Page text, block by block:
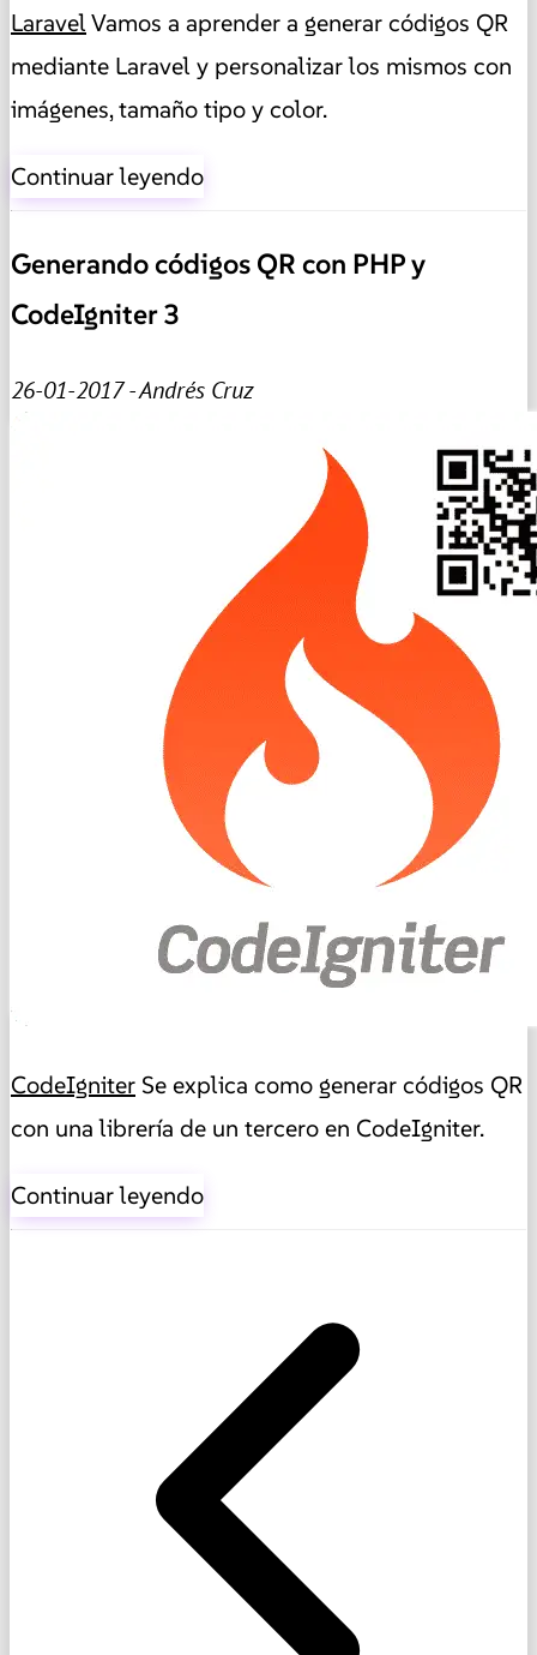
LaravelVamos a aprender a generar códigos QR
mediante Laravel y personalizar los mismos con
imágenes, tamaño tipo y color.
Continuar leyendo
Generando códigos QR con PHP y
CodeIgniter 3
26-01-2017 - Andrés Cruz
CodeIgniter Se explica como generar códigos QR
con una librería de un tercero en CodeIgniter.
Continuar leyendo